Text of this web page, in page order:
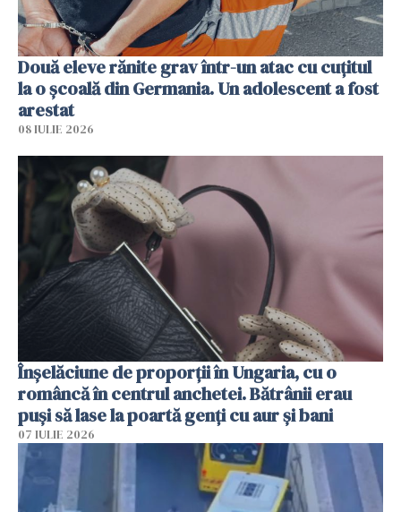
Două eleve rănite grav într-un atac cu cuțitul
la o școală din Germania. Un adolescent a fost
arestat
08 IULIE 2026
Înșelăciune de proporții în Ungaria, cu o
româncă în centrul anchetei. Bătrânii erau
puși să lase la poartă genți cu aur și bani
07 IULIE 2026